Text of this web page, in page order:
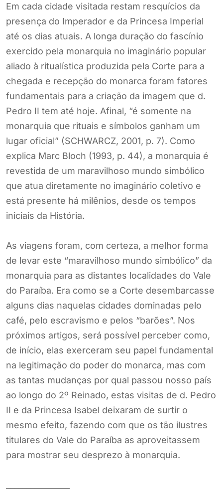
Em cada cidade visitada restam resquícios da
presença do Imperador e da Princesa Imperial
até os dias atuais. A longa duração do fascínio
exercido pela monarquia no imaginário popular
aliado à ritualística produzida pela Corte para a
chegada e recepção do monarca foram fatores
fundamentais para a criação da imagem que d.
Pedro II tem até hoje. Afinal, “é somente na
monarquia que rituais e símbolos ganham um
lugar oficial” (SCHWARCZ, 2001, p. 7). Como
explica Marc Bloch (1993, p. 44), a monarquia é
revestida de um maravilhoso mundo simbólico
que atua diretamente no imaginário coletivo e
está presente há milênios, desde os tempos
iniciais da História.
As viagens foram, com certeza, a melhor forma
de levar este “maravilhoso mundo simbólico” da
monarquia para as distantes localidades do Vale
do Paraíba. Era como se a Corte desembarcasse
alguns dias naquelas cidades dominadas pelo
café, pelo escravismo e pelos “barões”. Nos
próximos artigos, será possível perceber como,
de início, elas exerceram seu papel fundamental
na legitimação do poder do monarca, mas com
as tantas mudanças por qual passou nosso país
ao longo do 2º Reinado, estas visitas de d. Pedro
II e da Princesa Isabel deixaram de surtir o
mesmo efeito, fazendo com que os tão ilustres
titulares do Vale do Paraíba as aproveitassem
para mostrar seu desprezo à monarquia.